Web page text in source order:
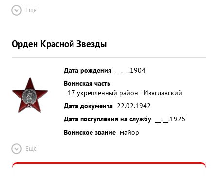
Ещё
Орден Красной Звезды
Дата рождения
__.__.1904
Воинская часть
17 укрепленный район - Изяславский
Дата документа 22.02.1942
Дата поступления на службу
__.__.1926
Воинское звание майор
Ещё